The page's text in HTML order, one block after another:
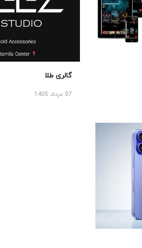
گالری طلا
07 مرداد 1405